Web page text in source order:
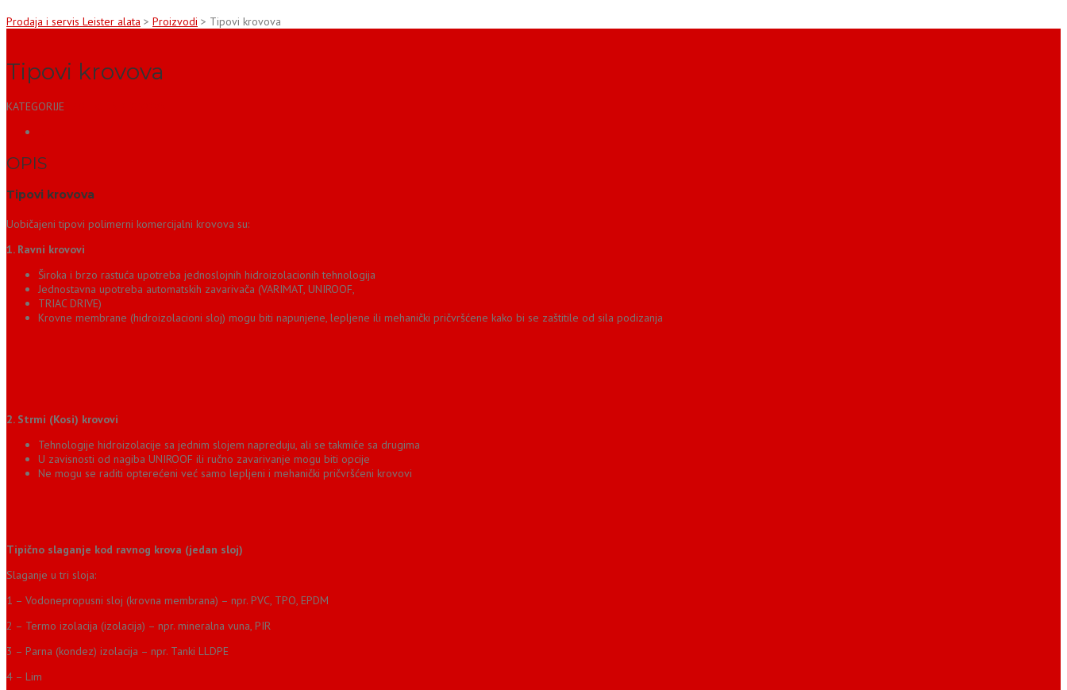
Prodaja i servis Leister alata > Proizvodi > Tipovi krovova
Tipovi krovova
KATEGORIJE
OPIS
Tipovi krovova
Uobičajeni tipovi polimerni komercijalni krovova su:
1. Ravni krovovi
Široka i brzo rastuća upotreba jednoslojnih hidroizolacionih tehnologija
Jednostavna upotreba automatskih zavarivača (VARIMAT, UNIROOF,
TRIAC DRIVE)
Krovne membrane (hidroizolacioni sloj) mogu biti napunjene, lepljene ili mehanički pričvršćene kako bi se zaštitile od sila podizanja
2. Strmi (Kosi) krovovi
Tehnologije hidroizolacije sa jednim slojem napreduju, ali se takmiče sa drugima
U zavisnosti od nagiba UNIROOF ili ručno zavarivanje mogu biti opcije
Ne mogu se raditi opterećeni već samo lepljeni i mehanički pričvršćeni krovovi
Tipično slaganje kod ravnog krova (jedan sloj)
Slaganje u tri sloja:
1 – Vodonepropusni sloj (krovna membrana) – npr. PVC, TPO, EPDM
2 – Termo izolacija (izolacija) – npr. mineralna vuna, PIR
3 – Parna (kondez) izolacija – npr. Tanki LLDPE
4 – Lim